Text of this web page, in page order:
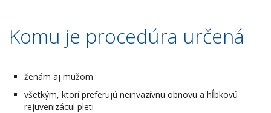
Komu je procedúra určená
ženám aj mužom
všetkým, ktorí preferujú neinvazívnu obnovu a hĺbkovú
rejuvenizácui pleti